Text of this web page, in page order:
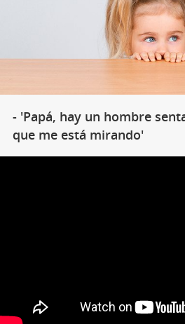
- 'Papá, hay un hombre
que me está mirando'